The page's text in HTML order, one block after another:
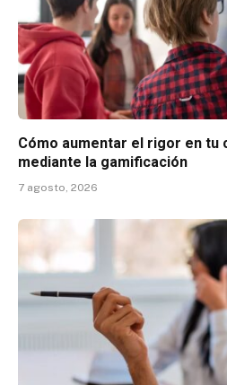
Cómo aumentar el rigor en tu
mediante la gamificación
7 agosto, 2026